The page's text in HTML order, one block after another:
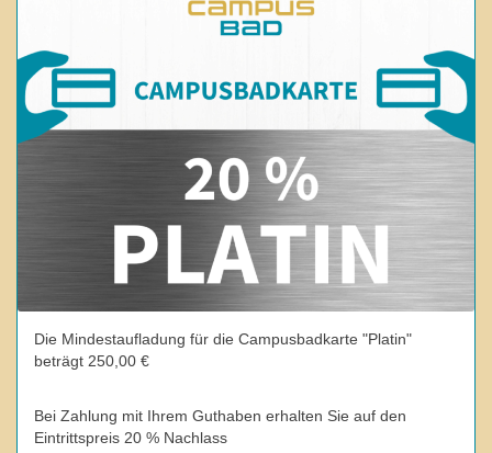
Die Mindestaufladung für die Campusbadkarte "Platin"
beträgt 250,00 €
Bei Zahlung mit Ihrem Guthaben erhalten Sie auf den
Eintrittspreis 20 % Nachlass